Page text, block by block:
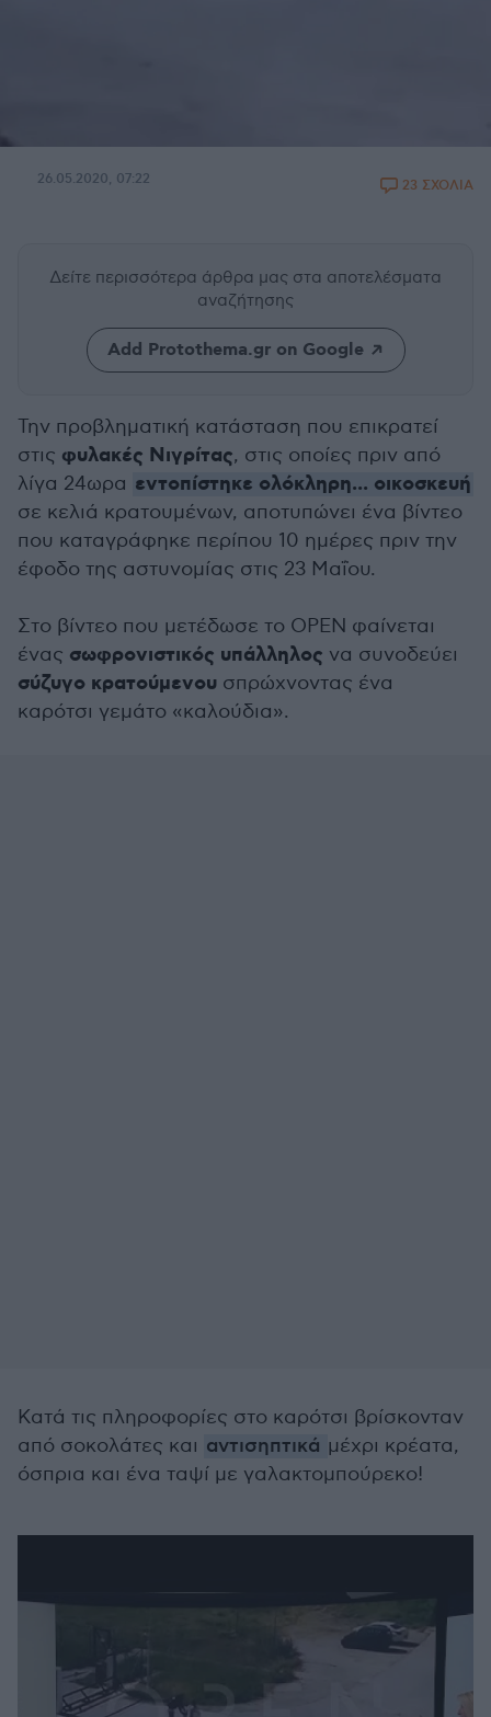
26.05.2020, 07:22 23 ΣΧΟΛΙΑ
Δείτε περισσότερα άρθρα μας στα αποτελέσματα
αναζήτησης
Add Protothema.gr on Google
Την προβληματική κατάσταση που επικρατεί
στις φυλακές Νιγρίτας, στις οποίες πριν από
λίγα 24ωρα εντοπίστηκε ολόκληρη... οικοσκευή
σε κελιά κρατουμένων, αποτυπώνει ένα βίντεο
που καταγράφηκε περίπου 10 ημέρες πριν την
έφοδο της αστυνομίας στις 23 Μαΐου.
Στο βίντεο που μετέδωσε το OPEN φαίνεται
ένας σωφρονιστικός υπάλληλος να συνοδεύει
σύζυγο κρατούμενου σπρώχνοντας ένα
καρότσι γεμάτο «καλούδια».
Κατά τις πληροφορίες στο καρότσι βρίσκονταν
από σοκολάτες και αντισηπτικά μέχρι κρέατα,
όσπρια και ένα ταψί με γαλακτομπούρεκο!